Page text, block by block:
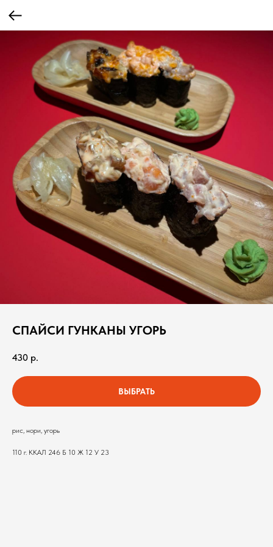
СПАЙСИ ГУНКАНЫ УГОРЬ
430 р.
ВЫБРАТЬ
рис, нори, угорь
110 г. ККАЛ 246 Б 10 Ж 12 У 23